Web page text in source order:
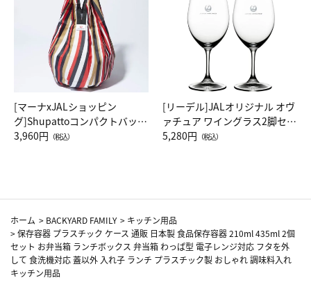
[マーナxJALショッピン
グ]Shupattoコンパクトバッグ
Drop JAL客室乗務員（LC）ス
3,960円 （税込）
[リーデル]JALオリジナル オヴ
ァチュア ワイングラス2脚セッ
ト（レッドワイン）
5,280円 （税込）
ホーム > BACKYARD FAMILY > キッチン用品
>保存容器 プラスチック ケース 通販 日本製 食品保存容器 210ml 435ml 2個
セット お弁当箱 ランチボックス 弁当箱 わっぱ型 電子レンジ対応 フタを外
して 食洗機対応 蓋以外 入れ子 ランチ プラスチック製 おしゃれ 調味料入れ
キッチン用品